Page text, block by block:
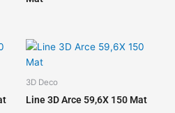
3D Deco
Line 3D Arce 59,6X 150 Mat